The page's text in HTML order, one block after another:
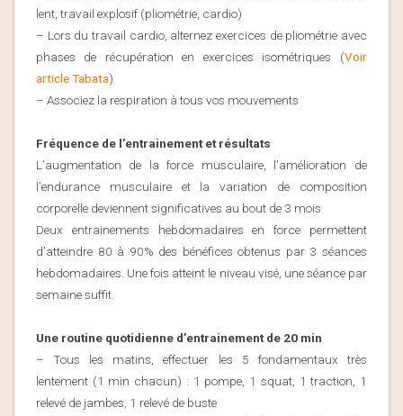
lent, travail explosif (pliométrie, cardio)
– Lors du travail cardio, alternez exercices de pliométrie avec
phases de récupération en exercices isométriques (Voir
article Tabata)
– Associez la respiration à tous vos mouvements
Fréquence de l’entrainement et résultats
L’augmentation de la force musculaire, l’amélioration de
l’endurance musculaire et la variation de composition
corporelle deviennent significatives au bout de 3 mois
Deux entrainements hebdomadaires en force permettent
d’atteindre 80 à 90% des bénéfices obtenus par 3 séances
hebdomadaires. Une fois atteint le niveau visé, une séance par
semaine suffit.
Une routine quotidienne d’entrainement de 20 min
– Tous les matins, effectuer les 5 fondamentaux très
lentement (1 min chacun) : 1 pompe, 1 squat, 1 traction, 1
relevé de jambes, 1 relevé de buste